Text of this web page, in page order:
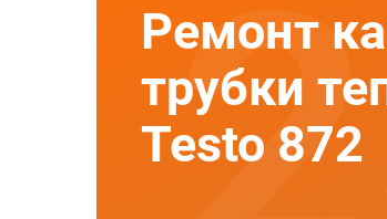
Ремонт
трубки
Testo 872